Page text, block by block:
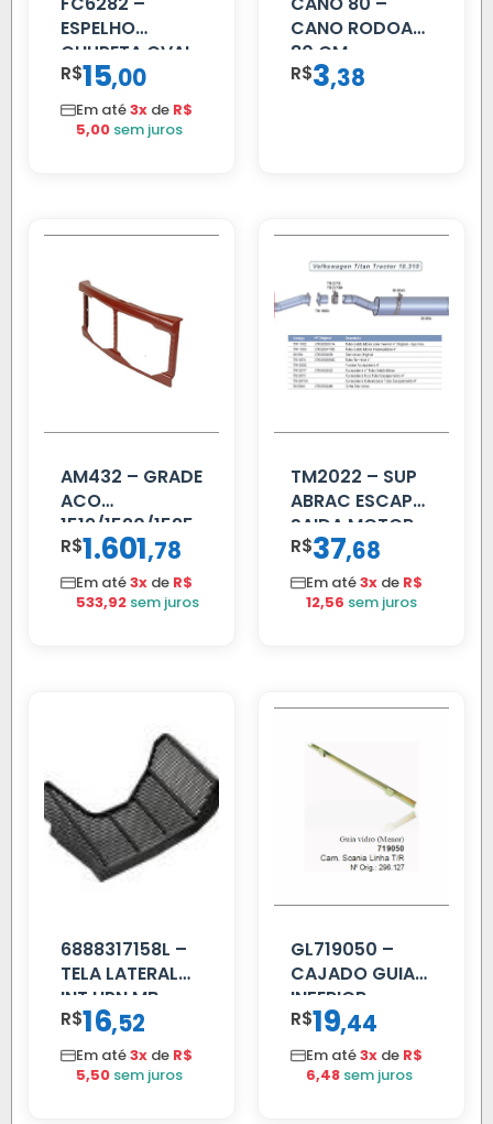
ESPELHO
CHUPETA OVAL
R$15,00
Em até3x de R$
5,00 sem juros
CANO RODOAR
80 CM
R$3,38
AM432 – GRADE
ACO
1519/1520/1525
R$1.601,78
Em até3x de R$
533,92 sem juros
TM2022 – SUP
ABRAC ESCAP
SAIDA MOTOR
VW TITAN
R$37,68
Em até3x de R$
12,56 sem juros
6888317158L –
TELA LATERAL
INT HPN MB
709/MB 1618 LD
TELA
R$16,52
Em até3x de R$
5,50 sem juros
GL719050 –
CAJADO GUIA
INFERIOR
SCANIA T/R
112/113 MENOR
R$19,44
Em até3x de R$
6,48 sem juros